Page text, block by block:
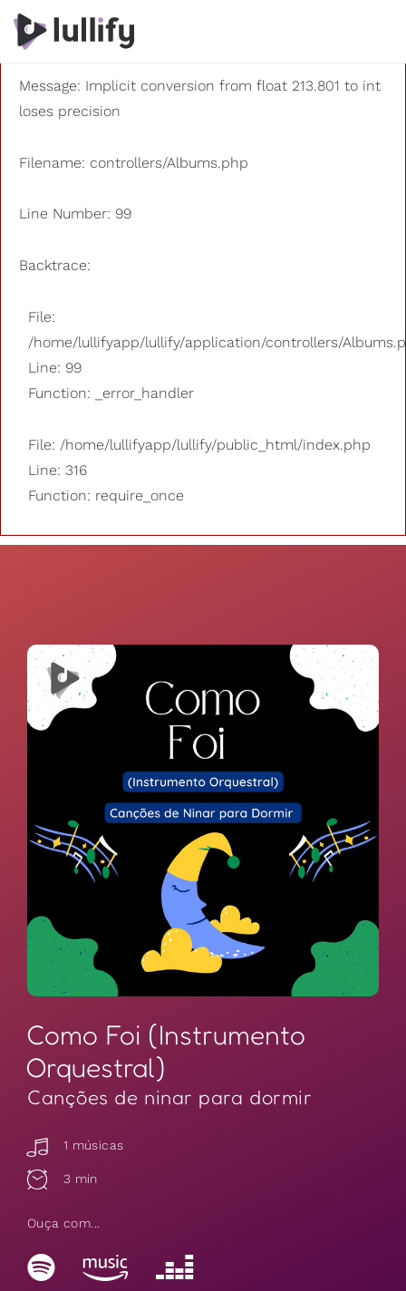
A PHP Error was encountered
Severity: 8192
Message: Implicit conversion from float 213.801 to int
loses precision
Filename: controllers/Albums.php
Line Number: 99
Backtrace:
File:
/home/lullifyapp/lullify/application/controllers/
Line: 99
Function: _error_handler
File: /home/lullifyapp/lullify/public_html/index.php
Line: 316
Function: require_once
Como Foi (Instrumento
Orquestral)
Canções de ninar para dormir
1 músicas
3 min
Ouça com...